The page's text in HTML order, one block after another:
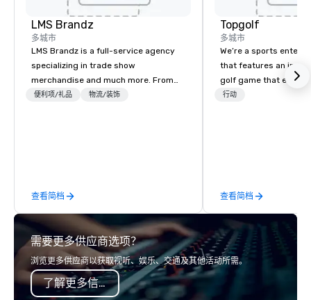
LMS Brandz
多城市
LMS Brandz is a full-service agency
specializing in trade show
merchandise and much more. From
booth giveaways and branded apparel
years of industry experience and
commitment to exceptional customer
service set us apart. We deliver
smart, reliable solutions designed to
make the end-user experience
seamless from start to finish. We are
also a certified WOSB.
便利项/礼品 物流/装饰
查看简档
Topgolf
多城市
We’re a sports
that features an
golf game that
Paired with an
行动
查看简档
需要更多供应商选项？
浏览更多供应商以获取视听、娱乐、交通及其他活动所需。
了解更多信息